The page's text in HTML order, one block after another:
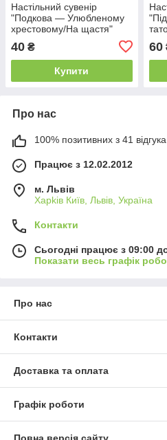
Настільний сувенір
"Подкова — Улюбленому
хрестовому/На щастя"
40 ₴
Купити
60
Про нас
100% позитивних з 41 відгука
Працює з 12.02.2012
м. Львів
Харkiв Київ, Львів, Україна
Контакти
Сьогодні працює з 09:00
Показати весь графік
Про нас
Контакти
Доставка та оплата
Графік роботи